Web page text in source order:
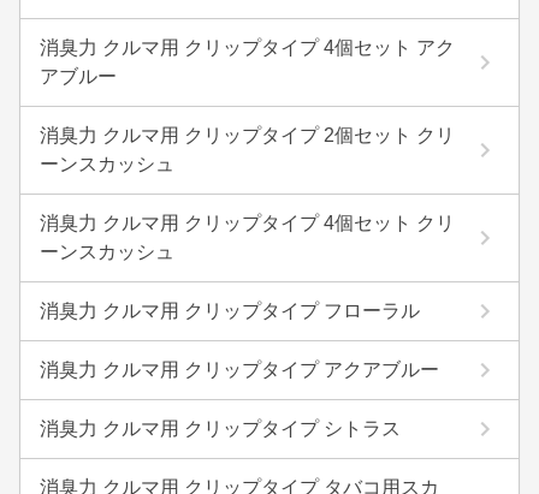
消臭力 クルマ用 クリップタイプ 4個セット アク
アブルー
消臭力 クルマ用 クリップタイプ 2個セット クリ
ーンスカッシュ
消臭力 クルマ用 クリップタイプ 4個セット クリ
ーンスカッシュ
消臭力 クルマ用 クリップタイプ フローラル
消臭力 クルマ用 クリップタイプ アクアブルー
消臭力 クルマ用 クリップタイプ シトラス
消臭力 クルマ用 クリップタイプ タバコ用スカ